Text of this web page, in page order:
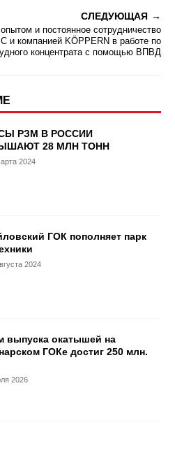
СЛЕДУЮЩАЯ
и постоянное сотрудничество
и компанией KÖPPERN в работе по
концентрата с помощью ВПВД
РЗМ В РОССИИ
28 МЛН ТОНН
2024
ГОК пополняет парк
2024
выпуска окатышей на
ГОКе достиг 250 млн.
2026